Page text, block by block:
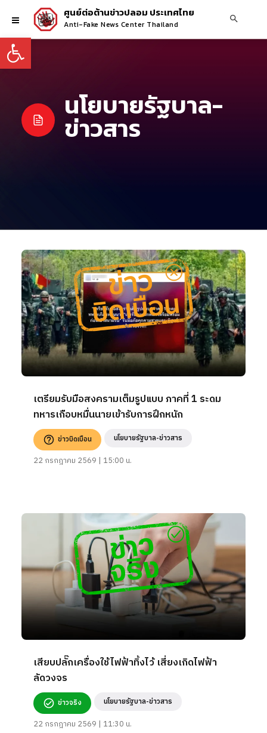
Open toolbar
ศูนย์ต่อต้านข่าวปลอม ประเทศไทย
Anti-Fake News Center Thailand
นโยบายรัฐบาล-
ข่าวสาร
เตรียมรับมือสงครามเต็มรูปแบบ ภาคที่ 1 ระดม
ทหารเกือบหมื่นนายเข้ารับการฝึกหนัก
ข่าวบิดเบือน นโยบายรัฐบาล-ข่าวสาร
22 กรกฎาคม 2569 | 15:00 น.
เสียบปลั๊กเครื่องใช้ไฟฟ้าทิ้งไว้ เสี่ยงเกิดไฟฟ้า
ลัดวงจร
ข่าวจริง นโยบายรัฐบาล-ข่าวสาร
22 กรกฎาคม 2569 | 11:30 น.